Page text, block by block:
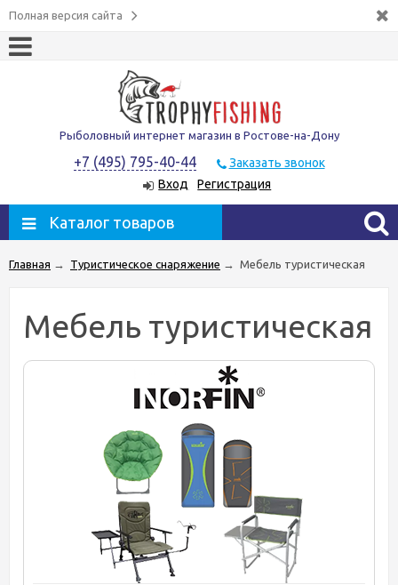
Полная версия сайта
Рыболовный интернет магазин в Ростове-на-Дону
+7 (495) 795-40-44
Заказать звонок
Вход
Регистрация
Каталог товаров
Главная → Туристическое снаряжение → Мебель туристическая
Мебель туристическая